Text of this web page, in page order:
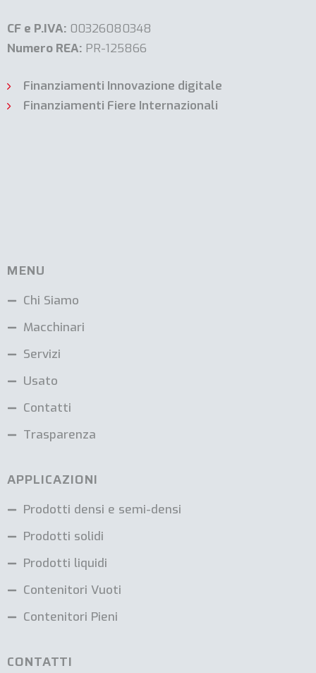
CF e P.IVA: 00326080348
Numero REA: PR-125866
Finanziamenti Innovazione digitale
Finanziamenti Fiere Internazionali
MENU
Chi Siamo
Macchinari
Servizi
Usato
Contatti
Trasparenza
APPLICAZIONI
Prodotti densi e semi-densi
Prodotti solidi
Prodotti liquidi
Contenitori Vuoti
Contenitori Pieni
CONTATTI